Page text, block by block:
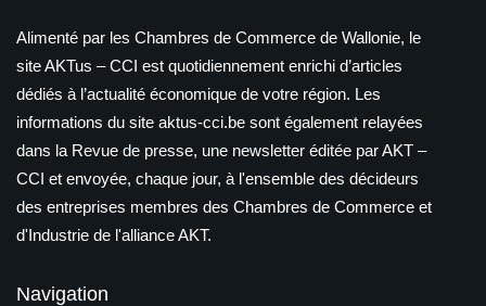
Alimenté par les Chambres de Commerce de Wallonie, le
site AKTus – CCI est quotidiennement enrichi d’articles
dédiés à l’actualité économique de votre région. Les
informations du site aktus-cci.be sont également relayées
dans la Revue de presse, une newsletter éditée par AKT –
CCI et envoyée, chaque jour, à l'ensemble des décideurs
des entreprises membres des Chambres de Commerce et
d'Industrie de l'alliance AKT.
Navigation